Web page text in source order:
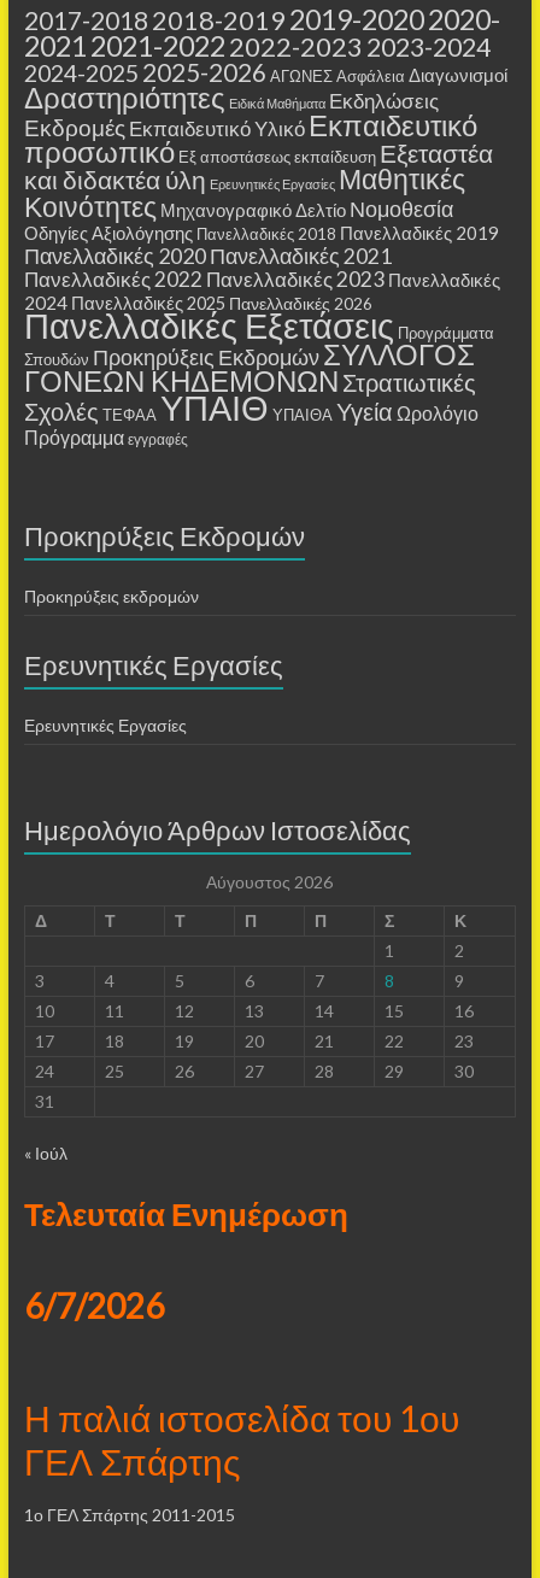
2017-2018 2018-20192019-20202020-
20212021-20222022-2023 2023-2024
2024-2025 2025-2026 ΑΓΩΝΕΣ Ασφάλεια Διαγωνισμοί
Δραστηριότητες Ειδικά Μαθήματα Εκδηλώσεις
Εκδρομές Εκπαιδευτικό Υλικό Εκπαιδευτικό
προσωπικό Εξ αποστάσεως εκπαίδευση Εξεταστέα
και διδακτέα ύλη Ερευνητικές Εργασίες Μαθητικές
Κοινότητες Μηχανογραφικό Δελτίο Νομοθεσία
Οδηγίες Αξιολόγησης Πανελλαδικές 2018 Πανελλαδικές 2019
Πανελλαδικές 2020 Πανελλαδικές 2021
Πανελλαδικές 2022 Πανελλαδικές 2023 Πανελλαδικές
2024 Πανελλαδικές 2025 Πανελλαδικές 2026
Πανελλαδικές Εξετάσεις Προγράμματα
Σπουδών Προκηρύξεις ΕκδρομώνΣΥΛΛΟΓΟΣ
ΓΟΝΕΩΝ ΚΗΔΕΜΟΝΩΝ Στρατιωτικές
Σχολές ΤΕΦΑΑ ΥΠΑΙΘ ΥΠΑΙΘΑ Υγεία Ωρολόγιο
Πρόγραμμα εγγραφές
Προκηρύξεις Εκδρομών
Προκηρύξεις εκδρομών
Ερευνητικές Εργασίες
Ερευνητικές Εργασίες
Ημερολόγιο Άρθρων Ιστοσελίδας
Αύγουστος 2026
Δ
Τ Τ Π Π Σ
Κ
1
2
3
4 5 6 7 8
9
10
11 12 13 14 15
16
17
18 19 20 21 22
23
24
25 26 27 28 29
30
31
« Ιούλ
Τελευταία Ενημέρωση
6/7/2026
Η παλιά ιστοσελίδα του 1ου
ΓΕΛ Σπάρτης
1ο ΓΕΛ Σπάρτης 2011-2015